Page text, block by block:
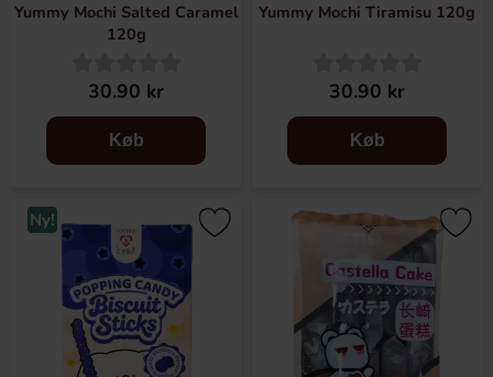
Yummy Mochi Salted Caramel
120g
30.90 kr
Køb
Yummy Mochi Tiramisu 120g
30.90 kr
Køb
Ny!